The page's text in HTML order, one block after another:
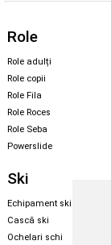
Role
Role adulți
Role copii
Role Fila
Role Roces
Role Seba
Powerslide
Ski
Echipament ski
Cască ski
Ochelari schi